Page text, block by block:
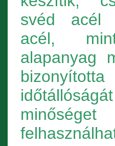
svéd acél
acél,
alapanyag